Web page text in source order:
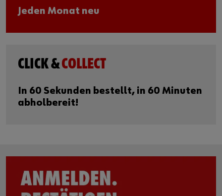
Jeden Monat neu
CLICK &COLLECT
In 60 Sekunden bestellt, in 60 Minuten
abholbereit!